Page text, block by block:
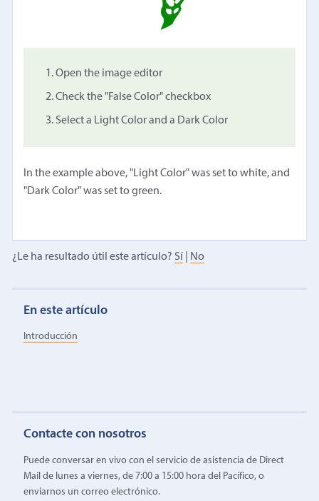
Open the image editor
Check the "False Color" checkbox
Select a Light Color and a Dark Color
In the example above, "Light Color" was set to white, and
"Dark Color" was set to green.
¿Le ha resultado útil este artículo? Sí No
En este artículo
Introducción
Contacte con nosotros
Puede conversar en vivo con el servicio de asistencia de Direct
Mail de lunes a viernes, de 7:00 a 15:00 hora del Pacífico, o
enviarnos un correo electrónico.